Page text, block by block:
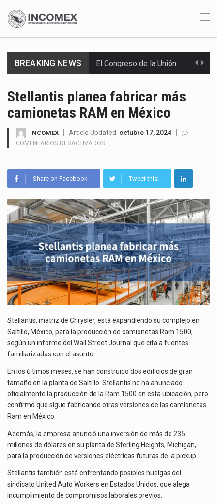
BREAKING NEWS
En el primer semestre de 2026, el Servicio de Administración Tributaria (SAT) cobró un total…
Solo el 17.8 % de las empresas en México se considera totalmente preparada para la…
Ante la suspensión temporal de las inspecciones sanitarias del Departamento de Agricultura de Estados Unidos…
Los créditos fiscales determinados a empresas IMMEX rara vez nacen de una interpretación equivocada de…
Stellantis planea fabricar más
camionetas RAM en México
INCOMEX Article Updated: octubre 17, 2024
COMENTARIOS DESACTIVADOS
FABRICAR
MÁS
RAM
EN
MÉXICO
Share on Facebook Tweet this!
Stellantis, matriz de Chrysler, está expandiendo su complejo en
Saltillo, México, para la producción de camionetas Ram 1500,
según un informe del Wall Street Journal que cita a fuentes
familiarizadas con el asunto.
En los últimos meses, se han construido dos edificios de gran
tamaño en la planta de Saltillo. Stellantis no ha anunciado
oficialmente la producción de la Ram 1500 en esta ubicación, pero
confirmó que sigue fabricando otras versiones de las camionetas
Ram en México.
Además, la empresa anunció una inversión de más de 235
millones de dólares en su planta de Sterling Heights, Michigan,
para la producción de versiones eléctricas futuras de la pickup.
Stellantis también está enfrentando posibles huelgas del
sindicato United Auto Workers en Estados Unidos, que alega
incumplimiento de compromisos laborales previos.